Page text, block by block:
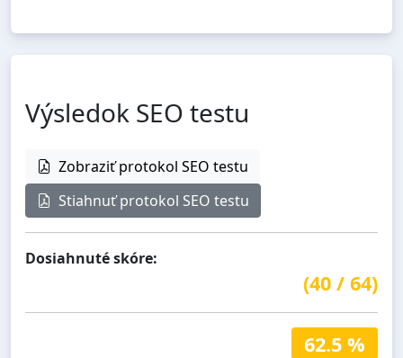
Výsledok SEO testu
Zobraziť protokol SEO testu
Stiahnuť protokol SEO testu
Dosiahnuté skóre:
(40 / 64)
62.5 %